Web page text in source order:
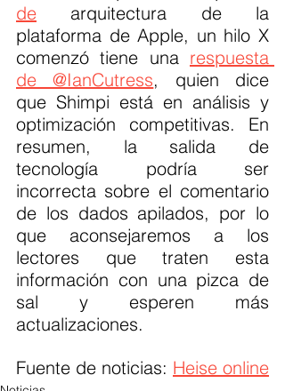
de arquitectura de la
plataforma de Apple, un hilo X
comenzó tiene una respuesta
de @IanCutress, quien dice
que Shimpi está en análisis y
optimización competitivas. En
resumen, la salida de
tecnología podría ser
incorrecta sobre el comentario
de los dados apilados, por lo
que aconsejaremos a los
lectores que traten esta
información con una pizca de
sal y esperen más
actualizaciones.
Fuente de noticias: Heise online